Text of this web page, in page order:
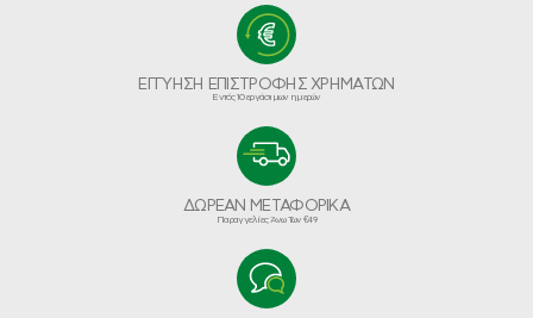
ΕΓΓΥΗΣΗ ΕΠΙΣΤΡΟΦΗΣ ΧΡΗΜΑΤΩΝ
Εντός 10 εργάσιμων ημερών
ΔΩΡΕΑΝ ΜΕΤΑΦΟΡΙΚΑ
Παραγγελίες Άνω Των €49